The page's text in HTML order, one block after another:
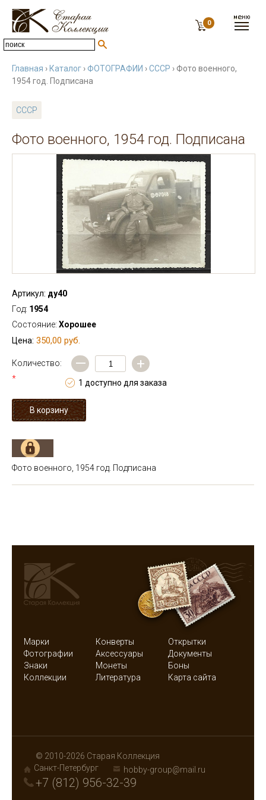
0
Главная › Каталог ›ФОТОГРАФИИ ›СССР › Фото военного,
1954 год. Подписана
СССР
Фото военного, 1954 год. Подписана
Артикул: ду40
Год: 1954
Состояние: Хорошее
Цена: 350,00 руб.
Количество:
*
— +
1 доступно для заказа
Фото военного, 1954 год. Подписана
Марки Конверты
Открытки
Фотографии
Аксессуары
Документы
Знаки
Монеты
Боны
Коллекции
Литература Карта сайта
© 2010-2026 Старая Коллекция
Санкт-Петербург
hobby-group@mail.ru
+7 (812) 956-32-39